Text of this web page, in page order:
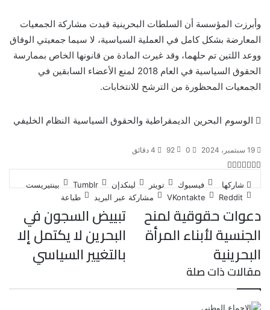
وأبرزت المؤسسة أن السلطات البحرينية قيدت مشاركة الجمعيات
المعارضة بشكل كامل في العملية السياسية، لا سيما جمعيتي الوفاق
ووعد اللتين تم حلهما، وقد غيرت المادة من قانونها الخاص بممارسة
الحقوق السياسية في العام 2018 لمنع الأعضاء السابقين في
الجمعيات المحظورة من الترشح للانتخابات.
الوسوم البحرين الديمقراطية والحقوق السياسية النظام الخليفي
19 سبتمبر، 2024 0
92
ف
س
و
ك
ت
و
ي
ر
ل
ن
د
ن
T
u
b
r
ب
ن
ي
ي
س
ت
R
e
d
t
و
ت
ا
ب
شاركها فيسبوك تويتر لينكدإن
بينتيريست
مشاركة عبر البريد طباعة
دعوات حقوقية لمنح
الجنسية لأبناء المرأة
البحرينية
تبييض السجون في
البحرين لا يكتمل إلا
بالتغيير السياسي
مقالات ذات صلة